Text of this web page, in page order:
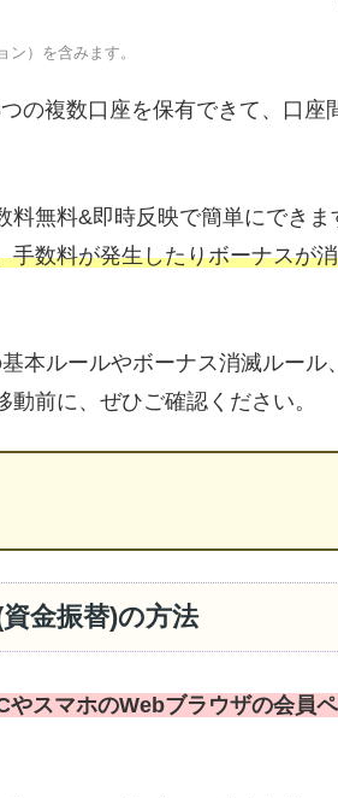
）を含みます。
の複数口座を保有できて、口座
無料&即時反映で簡単にできま
手数料が発生したりボーナスが
本ルールやボーナス消滅ルール
前に、ぜひご確認ください。
金振替)の方法
スマホのWebブラウザの会員